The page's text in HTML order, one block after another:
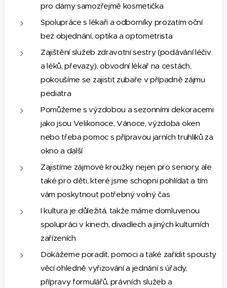
pro dámy samozřejmě kosmetička
Spolupráce s lékaři a odborníky prozatím oční
bez objednání, optika a optometrista
Zajištění služeb zdravotní sestry (podávání léčiv
a léků, převazy), obvodní lékař na cestách,
pokoušíme se zajistit zubaře v případně zájmu
pediatra
Pomůžeme s výzdobou a sezonními dekoracemi
jako jsou Velikonoce, Vánoce, výzdoba oken
nebo třeba pomoc s přípravou jarních truhlíků za
okno a další
Zajistíme zájmové kroužky nejen pro seniory, ale
také pro děti, které jsme schopni pohlídat a tím
vám poskytnout potřebný volný čas
I kultura je důležitá, takže máme domluvenou
spolupráci v kinech, divadlech a jiných kulturních
zařízeních
Dokážeme poradit, pomoci a také zařídit spousty
věcí ohledně vyřizování a jednání s úřady,
přípravy formulářů, právních služeb a